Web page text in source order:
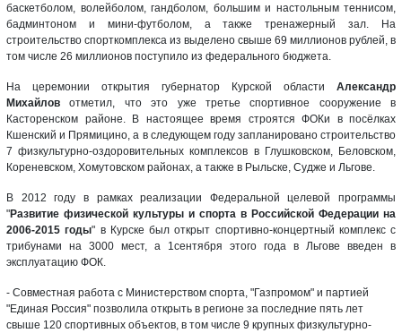
баскетболом, волейболом, гандболом, большим и настольным теннисом,
бадминтоном и мини-футболом, а также тренажерный зал. На
строительство спорткомплекса из выделено свыше 69 миллионов рублей, в
том числе 26 миллионов поступило из федерального бюджета.
На церемонии открытия губернатор Курской области Александр
Михайлов отметил, что это уже третье спортивное сооружение в
Касторенском районе. В настоящее время строятся ФОКи в посёлках
Кшенский и Прямицино, а в следующем году запланировано строительство
7 физкультурно-оздоровительных комплексов в Глушковском, Беловском,
Кореневском, Хомутовском районах, а также в Рыльске, Судже и Льгове.
В 2012 году в рамках реализации Федеральной целевой программы
"Развитие физической культуры и спорта в Российской Федерации на
2006-2015 годы" в Курске был открыт спортивно-концертный комплекс с
трибунами на 3000 мест, а 1сентября этого года в Льгове введен в
эксплуатацию ФОК.
- Совместная работа с Министерством спорта, "Газпромом" и партией
"Единая Россия" позволила открыть в регионе за последние пять лет
свыше 120 спортивных объектов, в том числе 9 крупных физкультурно-